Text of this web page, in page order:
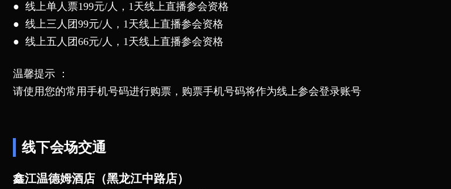
● 线上单人票199元/人，1天线上直播参会资格
● 线上三人团99元/人，1天线上直播参会资格
● 线上五人团66元/人，1天线上直播参会资格
温馨提示 ：
请使用您的常用手机号码进行购票，购票手机号码将作为线上参会登录账号
线下会场交通
鑫江温德姆酒店（黑龙江中路店）